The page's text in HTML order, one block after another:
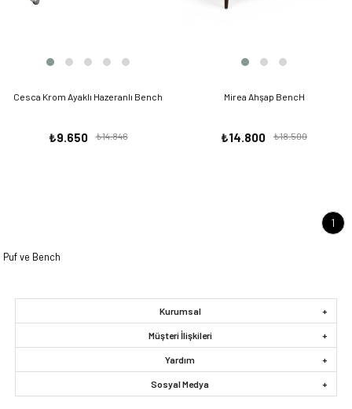
Cesca Krom Ayaklı Hazeranlı Bench
₺9.650 ₺14.846
Mirea Ahşap BencH
₺14.800 ₺18.500
1
Puf ve Bench
Kurumsal
Müşteri İlişkileri
Yardım
Sosyal Medya